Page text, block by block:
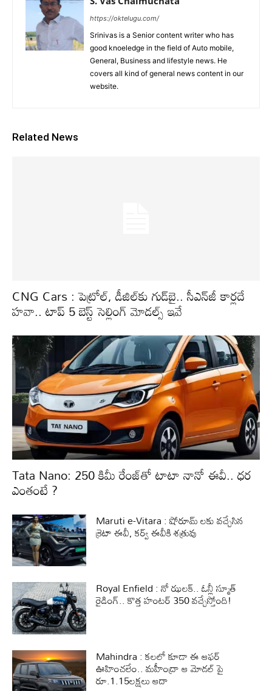
https://oktelugu.com/
Srinivas is a Senior content writer who has
good knoeledge in the field of Auto mobile,
General, Business and lifestyle news. He
covers all kind of general news content in our
website.
Related News
CNG Cars : పెట్రోల్, డీజిల్‌కు గుడ్‌బై.. సీఎన్‌జీ కార్లదే
హవా.. టాప్ 5 బెస్ట్ సెల్లింగ్ మోడల్స్ ఇవే
Tata Nano: 250 కిమీ రేంజ్‌తో టాటా నానో ఈవీ.. ధర
ఎంతంటే ?
Maruti e-Vitara : షోరూమ్ లకు వచ్చేసిన
క్రెటా ఈవీ, కర్వ్‌ ఈవీకి శత్రువు
Royal Enfield : నో ఝలక్.. ఓన్లీ స్మూత్
రైడింగ్.. కొత్త హంటర్ 350 వచ్చేస్తోంది!
Mahindra : కలలో కూడా ఈ ఆఫర్
ఊహించలేం.. మహీంద్రా ఆ మోడల్ పై
రూ.1.15లక్షలు ఆదా